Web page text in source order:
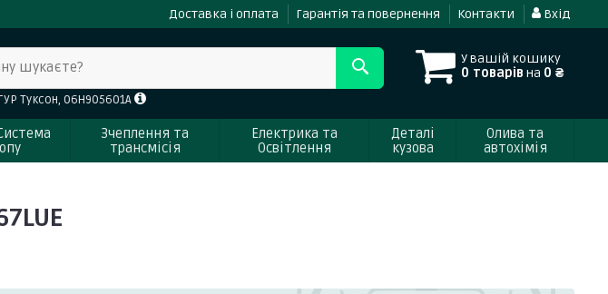
Доставка і оплата Гарантія та повернення Контакти Вхід
У вашій кошику
0 товарів на 0 ₴
шукаєте?
Туксон, 06H905601A
Зчеплення та
трансмісія
Електрика та
Освітлення
Деталі
кузова
Олива та
автохімія